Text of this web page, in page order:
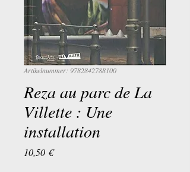
Artikelnummer: 9782842788100
Reza au parc de La
Villette : Une
installation
10,50 €Preis